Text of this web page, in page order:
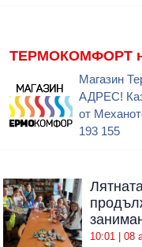
ТЕРМОКОМФОРТ
Магазин
АДРЕС!
от
193 155
10:01 | 08